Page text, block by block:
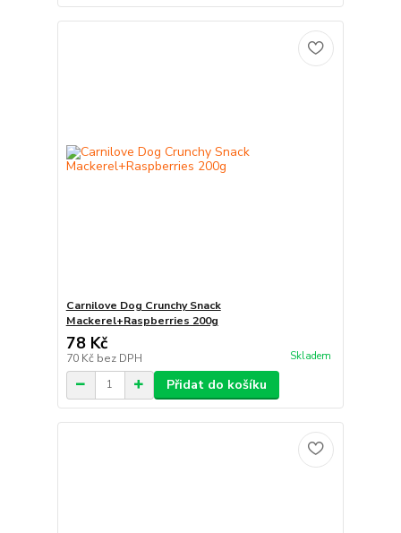
Carnilove Dog Crunchy Snack
Mackerel+Raspberries 200g
78 Kč
70 Kč bez DPH Skladem
Přidat do košíku